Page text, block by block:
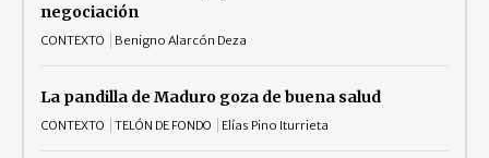
negociación
CONTEXTO Benigno Alarcón Deza
La pandilla de Maduro goza de buena salud
CONTEXTO TELÓN DE FONDO Elías Pino Iturrieta